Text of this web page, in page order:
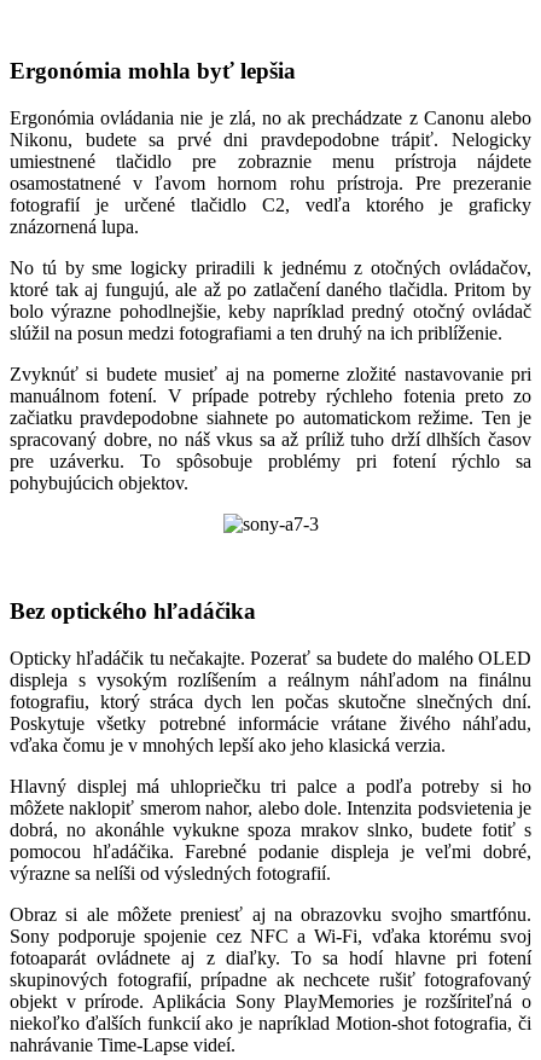
Ergonómia mohla byť lepšia
Ergonómia ovládania nie je zlá, no ak prechádzate z Canonu alebo
Nikonu, budete sa prvé dni pravdepodobne trápiť. Nelogicky
umiestnené tlačidlo pre zobraznie menu prístroja nájdete
osamostatnené v ľavom hornom rohu prístroja. Pre prezeranie
fotografií je určené tlačidlo C2, vedľa ktorého je graficky
znázornená lupa.
No tú by sme logicky priradili k jednému z otočných ovládačov,
ktoré tak aj fungujú, ale až po zatlačení daného tlačidla. Pritom by
bolo výrazne pohodlnejšie, keby napríklad predný otočný ovládač
slúžil na posun medzi fotografiami a ten druhý na ich priblíženie.
Zvyknúť si budete musieť aj na pomerne zložité nastavovanie pri
manuálnom fotení. V prípade potreby rýchleho fotenia preto zo
začiatku pravdepodobne siahnete po automatickom režime. Ten je
spracovaný dobre, no náš vkus sa až príliž tuho drží dlhších časov
pre uzáverku. To spôsobuje problémy pri fotení rýchlo sa
pohybujúcich objektov.
Bez optického hľadáčika
Opticky hľadáčik tu nečakajte. Pozerať sa budete do malého OLED
displeja s vysokým rozlíšením a reálnym náhľadom na finálnu
fotografiu, ktorý stráca dych len počas skutočne slnečných dní.
Poskytuje všetky potrebné informácie vrátane živého náhľadu,
vďaka čomu je v mnohých lepší ako jeho klasická verzia.
Hlavný displej má uhlopriečku tri palce a podľa potreby si ho
môžete naklopiť smerom nahor, alebo dole. Intenzita podsvietenia je
dobrá, no akonáhle vykukne spoza mrakov slnko, budete fotiť s
pomocou hľadáčika. Farebné podanie displeja je veľmi dobré,
výrazne sa nelíši od výsledných fotografií.
Obraz si ale môžete preniesť aj na obrazovku svojho smartfónu.
Sony podporuje spojenie cez NFC a Wi-Fi, vďaka ktorému svoj
fotoaparát ovládnete aj z diaľky. To sa hodí hlavne pri fotení
skupinových fotografií, prípadne ak nechcete rušiť fotografovaný
objekt v prírode. Aplikácia Sony PlayMemories je rozšíriteľná o
niekoľko ďalších funkcií ako je napríklad Motion-shot fotografia, či
nahrávanie Time-Lapse videí.